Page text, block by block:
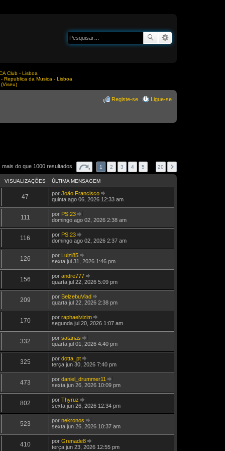
Club - Lisboa
Republica da Musica - Lisboa
Ligue-se
Registe-se
do que 1000 resultados 1 2 3 4 5 20
VISUALIZAÇÕES ÚLTIMA MENSAGEM
47 por João Francisco
V
a
ú
t
M
e
s
a
e
m
quinta ago 06, 2026 12:33 am
111 por PS:23
V
a
ú
l
t
m
a
M
e
n
s
a
g
e
domingo ago 02, 2026 2:38 am
116 por PS:23
V
a
a
ú
l
m
a
M
e
n
s
a
g
e
domingo ago 02, 2026 2:37 am
126 por Luizi85
V
a
a
ú
l
t
m
a
M
e
n
s
a
g
e
sexta jul 31, 2026 1:46 pm
156 por andre777
V
a
a
ú
l
t
a
M
e
s
a
g
e
quarta jul 22, 2026 5:09 pm
209 por BelzebuVlad
V
a
ú
t
a
M
e
n
s
a
e
quarta jul 22, 2026 2:38 pm
170 por raphaelvizim
V
a
ú
t
m
a
M
e
s
a
e
segunda jul 20, 2026 1:07 am
332 por satanas
V
a
ú
l
t
a
M
e
n
s
a
g
e
quarta jul 01, 2026 4:40 pm
325 por dotta_pt
V
a
a
ú
t
m
a
M
e
n
s
terça jun 30, 2026 7:40 pm
473 por daniel_drummer11
V
e
a
ú
t
sexta jun 26, 2026 10:09 pm
802 por Thyruz
V
a
a
ú
t
sexta jun 26, 2026 12:34 pm
523 por nekronos
V
a
sexta jun 26, 2026 10:37 am
410 por Grenade8
V
terça jun 23, 2026 12:55 pm